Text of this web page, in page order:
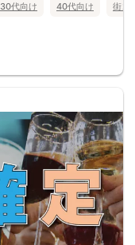
30代向け 40代向け 街コ